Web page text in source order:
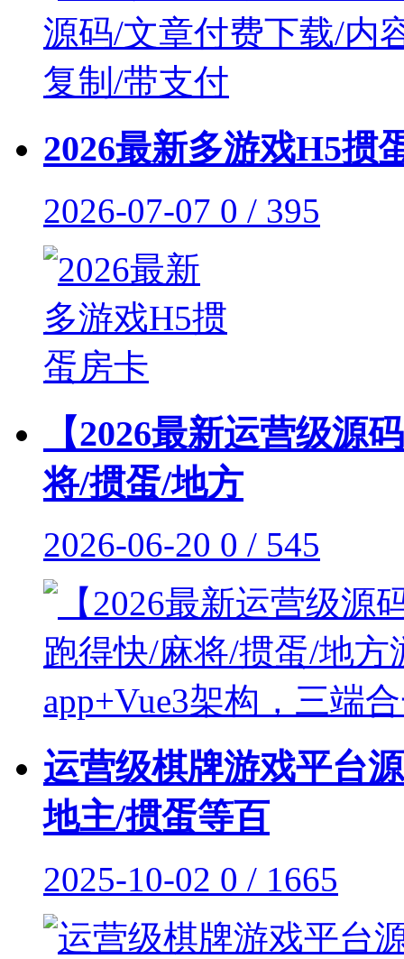
2026最新多游戏H5掼
2026-07-07 0 / 395
【2026最新运营级源
将/掼蛋/地方
2026-06-20 0 / 545
运营级棋牌游戏平台
地主/掼蛋等百
2025-10-02 0 / 1665